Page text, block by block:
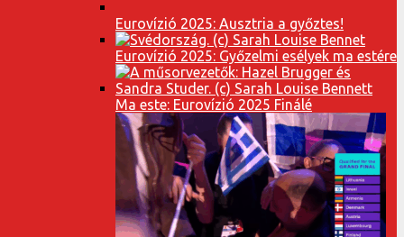
Eurovízió 2025: Ausztria a győztes!
Eurovízió 2025: Győzelmi esélyek ma estére
Ma este: Eurovízió 2025 Finálé